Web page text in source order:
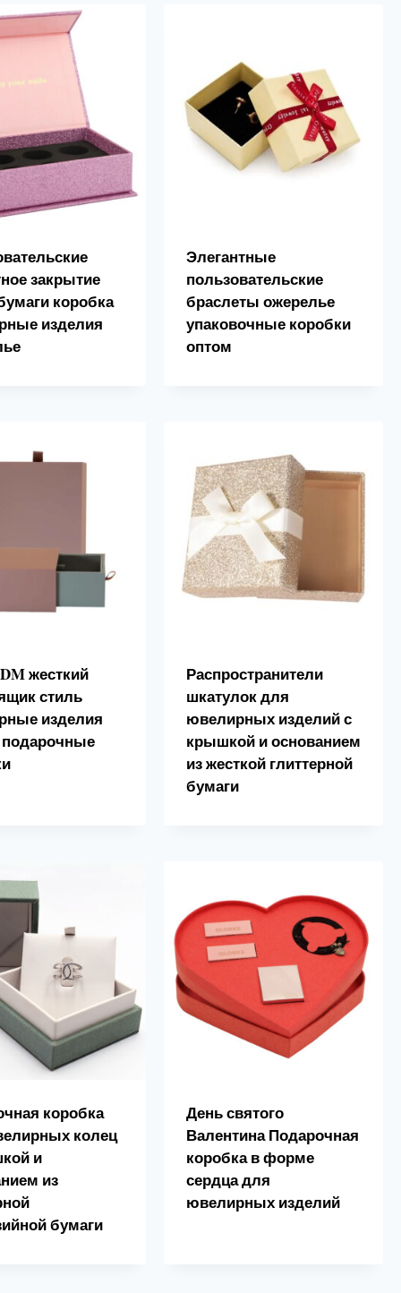
закрытие
коробка
изделия
Элегантные
пользовательские
браслеты ожерелье
упаковочные коробки
оптом
жесткий
стиль
изделия
подарочные
Распространители
шкатулок для
ювелирных изделий с
крышкой и основанием
из жесткой глиттерной
бумаги
коробка
колец
и
из
бумаги
День святого
Валентина Подарочная
коробка в форме
сердца для
ювелирных изделий